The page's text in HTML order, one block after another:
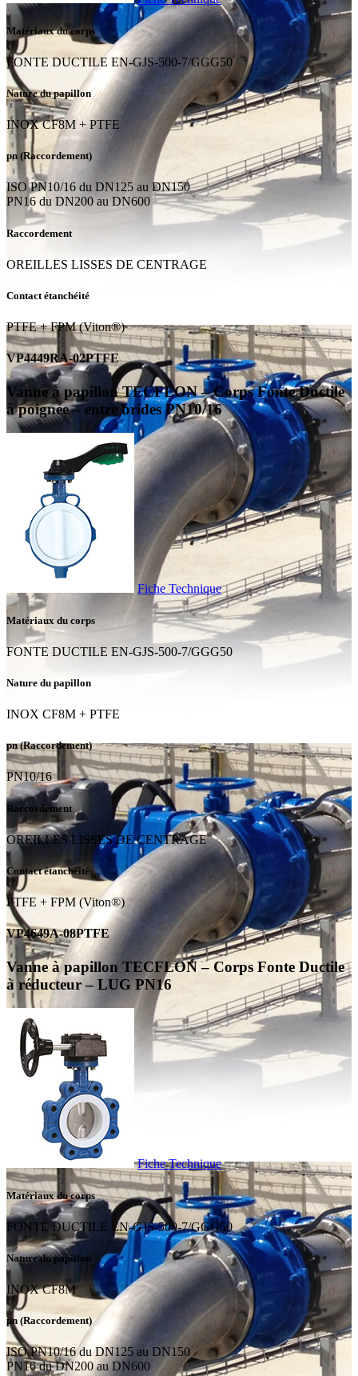
Matériaux du corps
FONTE DUCTILE EN-GJS-500-7/GGG50
Nature du papillon
INOX CF8M + PTFE
pn (Raccordement)
ISO PN10/16 du DN125 au DN150
PN16 du DN200 au DN600
Raccordement
OREILLES LISSES DE CENTRAGE
Contact étanchéité
PTFE + FPM (Viton®)
VP4449RA-02PTFE
Vanne à papillon TECFLON – Corps Fonte Ductile
à poignée – entre brides PN10/16
Fiche Technique
Matériaux du corps
FONTE DUCTILE EN-GJS-500-7/GGG50
Nature du papillon
INOX CF8M + PTFE
pn (Raccordement)
PN10/16
Raccordement
OREILLES LISSES DE CENTRAGE
Contact étanchéité
PTFE + FPM (Viton®)
VP4649A-08PTFE
Vanne à papillon TECFLON – Corps Fonte Ductile
à réducteur – LUG PN16
Fiche Technique
Matériaux du corps
FONTE DUCTILE EN-GJS-500-7/GGG50
Nature du papillon
INOX CF8M
pn (Raccordement)
ISO PN10/16 du DN125 au DN150
PN16 du DN200 au DN600